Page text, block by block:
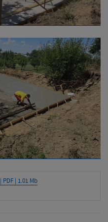
| PDF | 1.01 Mb